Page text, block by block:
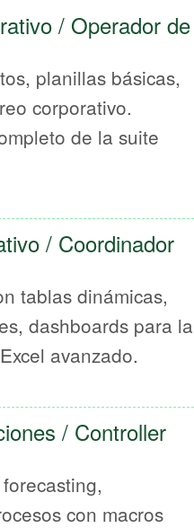
/ Operador de
planillas básicas,
corporativo.
de la suite
/ Coordinador
tablas dinámicas,
dashboards para la
avanzado.
/ Controller
con macros